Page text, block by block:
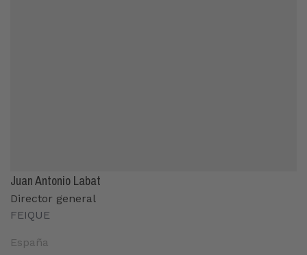
Juan Antonio Labat
Director general
FEIQUE
España